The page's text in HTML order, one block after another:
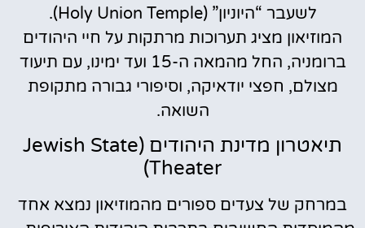
לשעבר “היוניון” (Holy Union Temple).
המוזיאון מציג תערוכות מרתקות על חיי היהודים
ברומניה, החל מהמאה ה-15 ועד ימינו, עם תיעוד
מצולם, חפצי יודאיקה, וסיפורי גבורה מתקופת
השואה.
תיאטרון מדינת היהודים (Jewish State
Theater)
במרחק של צעדים ספורים מהמוזיאון נמצא אחד